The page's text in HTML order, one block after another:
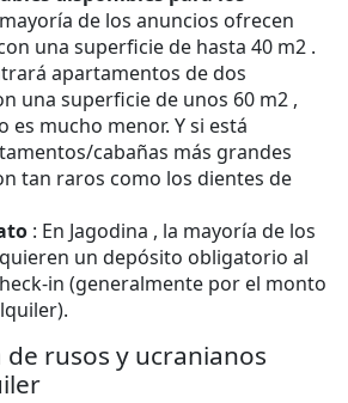
de los anuncios ofrecen
una superficie de hasta 40 m2 .
apartamentos de dos
una superficie de unos 60 m2 ,
es mucho menor. Y si está
cabañas más grandes
tan raros como los dientes de
: En Jagodina , la mayoría de los
un depósito obligatorio al
in (generalmente por el monto
de rusos y ucranianos